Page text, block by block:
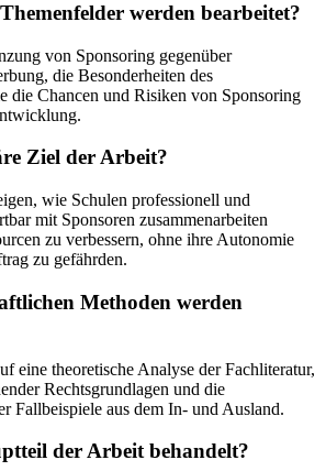
werden bearbeitet?
von Sponsoring gegenüber
die Besonderheiten des
die Chancen und Risiken von Sponsoring
Ziel der Arbeit?
wie Schulen professionell und
mit Sponsoren zusammenarbeiten
zu verbessern, ohne ihre Autonomie
zu gefährden.
Methoden werden
eine theoretische Analyse der Fachliteratur,
Rechtsgrundlagen und die
Fallbeispiele aus dem In- und Ausland.
der Arbeit behandelt?